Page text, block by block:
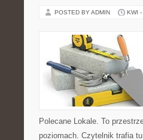
POSTED BY ADMIN KWI
Polecane Lokale. To
poziomach. Czytelnik trafia